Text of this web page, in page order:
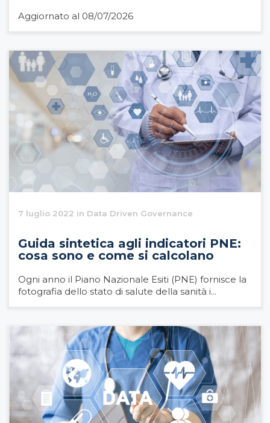
Aggiornato al 08/07/2026
7 luglio 2022 in Data Driven Governance
Guida sintetica agli indicatori PNE:
cosa sono e come si calcolano
Ogni anno il Piano Nazionale Esiti (PNE) fornisce la
fotografia dello stato di salute della sanità i...